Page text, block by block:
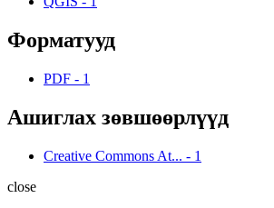
Форматууд
PDF - 1
Ашиглах зөвшөөрлүүд
Creative Commons At... - 1
close